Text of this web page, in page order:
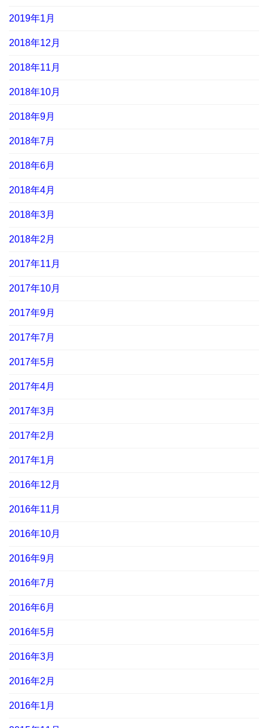
2019年1月
2018年12月
2018年11月
2018年10月
2018年9月
2018年7月
2018年6月
2018年4月
2018年3月
2018年2月
2017年11月
2017年10月
2017年9月
2017年7月
2017年5月
2017年4月
2017年3月
2017年2月
2017年1月
2016年12月
2016年11月
2016年10月
2016年9月
2016年7月
2016年6月
2016年5月
2016年3月
2016年2月
2016年1月